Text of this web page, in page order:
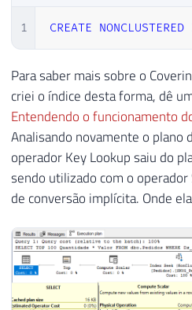
1 CREATE NONCLUSTERED
Para saber mais sobre o
criei o índice desta forma, dê
Entendendo o funcionamento
Analisando novamente o plano
operador Key Lookup saiu do
sendo utilizado com o
de conversão implícita. Onde